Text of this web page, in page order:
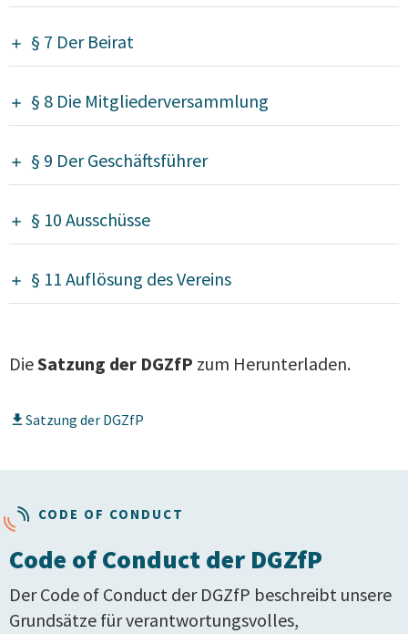
§ 7 Der Beirat
§ 8 Die Mitgliederversammlung
§ 9 Der Geschäftsführer
§ 10 Ausschüsse
§ 11 Auflösung des Vereins
DieSatzung der DGZfP zum Herunterladen.
Satzung der DGZfP
CODE OF CONDUCT
Code of Conduct der DGZfP
Der Code of Conduct der DGZfP beschreibt unsere
Grundsätze für verantwortungsvolles,